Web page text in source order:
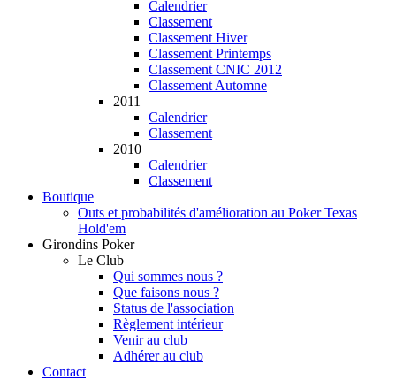
Calendrier
Classement
Classement Hiver
Classement Printemps
Classement CNIC 2012
Classement Automne
2011
Calendrier
Classement
2010
Calendrier
Classement
Boutique
Outs et probabilités d'amélioration au Poker Texas
Hold'em
Girondins Poker
Le Club
Qui sommes nous ?
Que faisons nous ?
Status de l'association
Règlement intérieur
Venir au club
Adhérer au club
Contact